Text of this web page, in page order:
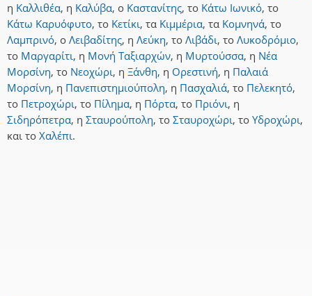
η Καλλιθέα, η Καλύβα, ο Καστανίτης, το Κάτω Ιωνικό, το
Κάτω Καρυόφυτο, το Κετίκι, τα Κιμμέρια, τα Κομνηνά, το
Λαμπρινό, ο Λειβαδίτης, η Λεύκη, το Λιβάδι, το Λυκοδρόμιο,
το Μαργαρίτι, η Μονή Ταξιαρχών, η Μυρτούσσα, η Νέα
Μορσίνη, το Νεοχώρι, η Ξάνθη, η Ορεστινή, η Παλαιά
Μορσίνη, η Πανεπιστημιούπολη, η Πασχαλιά, το Πελεκητό,
το Πετροχώρι, το Πίλημα, η Πόρτα, το Πριόνι, η
Σιδηρόπετρα, η Σταυρούπολη, το Σταυροχώρι, το Υδροχώρι,
και το Χαλέπι.